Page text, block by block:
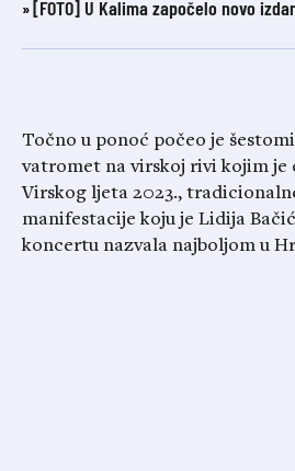
[FOTO] U Kalima započelo novo
Točno u ponoć počeo je
vatromet na virskoj rivi kojim je
Virskog ljeta 2023.,
manifestacije koju je Lidija
koncertu nazvala najboljom u